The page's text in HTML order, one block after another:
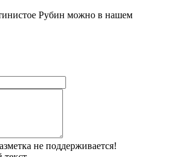
Рубин можно в нашем
не поддерживается!